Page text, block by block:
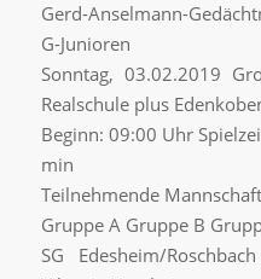
Gerd-Anselmann-
G-Junioren
Sonntag, 03.02.2019
Realschule plus
Beginn: 09:00 Uhr
min
Teilnehmende
Gruppe A Gruppe B
SG Edesheim/